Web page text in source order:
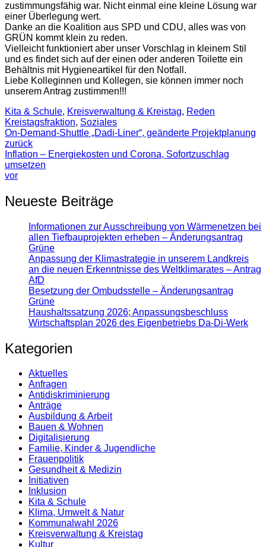
zustimmungsfähig war. Nicht einmal eine kleine Lösung war
einer Überlegung wert.
Danke an die Koalition aus SPD und CDU, alles was von
GRÜN kommt klein zu reden.
Vielleicht funktioniert aber unser Vorschlag in kleinem Stil
und es findet sich auf der einen oder anderen Toilette ein
Behältnis mit Hygieneartikel für den Notfall.
Liebe Kolleginnen und Kollegen, sie können immer noch
unserem Antrag zustimmen!!!
Kita & Schule, Kreisverwaltung & Kreistag, Reden
Kreistagsfraktion, Soziales
On-Demand-Shuttle „Dadi-Liner“, geänderte Projektplanung
zurück
Inflation – Energiekosten und Corona, Sofortzuschlag
umsetzen
vor
Neueste Beiträge
Informationen zur Ausschreibung von Wärmenetzen bei
allen Tiefbauprojekten erheben – Änderungsantrag
Grüne
Anpassung der Klimastrategie in unserem Landkreis
an die neuen Erkenntnisse des Weltklimarates – Antrag
AfD
Besetzung der Ombudsstelle – Änderungsantrag
Grüne
Haushaltssatzung 2026; Anpassungsbeschluss
Wirtschaftsplan 2026 des Eigenbetriebs Da-Di-Werk
Kategorien
Aktuelles
Anfragen
Antidiskrimi­nierung
Anträge
Ausbildung & Arbeit
Bauen & Wohnen
Digitalisierung
Familie, Kinder & Jugendliche
Frauenpolitik
Gesundheit & Medizin
Initiativen
Inklusion
Kita & Schule
Klima, Umwelt & Natur
Kommunalwahl 2026
Kreisverwaltung & Kreistag
Kultur